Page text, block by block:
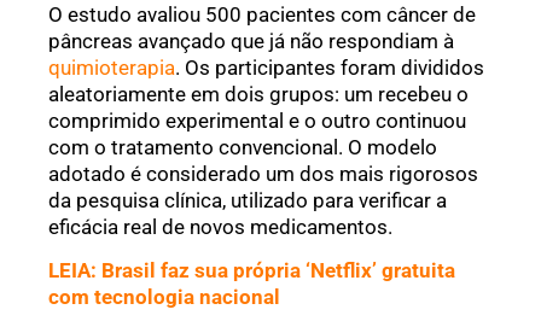
O estudo avaliou 500 pacientes com câncer de
pâncreas avançado que já não respondiam à
quimioterapia. Os participantes foram divididos
aleatoriamente em dois grupos: um recebeu o
comprimido experimental e o outro continuou
com o tratamento convencional. O modelo
adotado é considerado um dos mais rigorosos
da pesquisa clínica, utilizado para verificar a
eficácia real de novos medicamentos.
LEIA: Brasil faz sua própria ‘Netflix’ gratuita
com tecnologia nacional